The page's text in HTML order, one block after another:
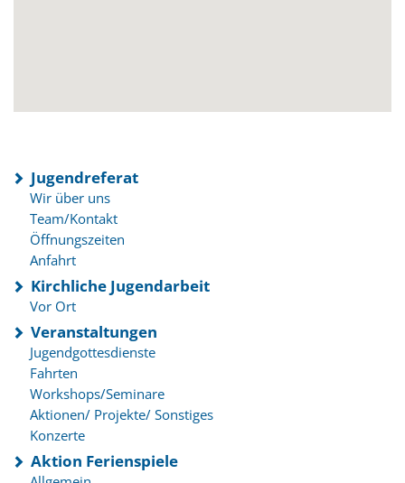
Jugendreferat
Wir über uns
Team/Kontakt
Öffnungszeiten
Anfahrt
Kirchliche Jugendarbeit
Vor Ort
Veranstaltungen
Jugendgottesdienste
Fahrten
Workshops/Seminare
Aktionen/ Projekte/ Sonstiges
Konzerte
Aktion Ferienspiele